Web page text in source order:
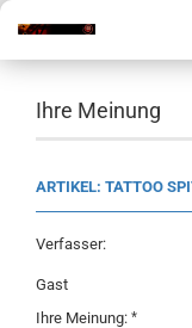
Ihre Meinung
ARTIKEL: TATTOO
Verfasser:
Gast
Ihre Meinung: